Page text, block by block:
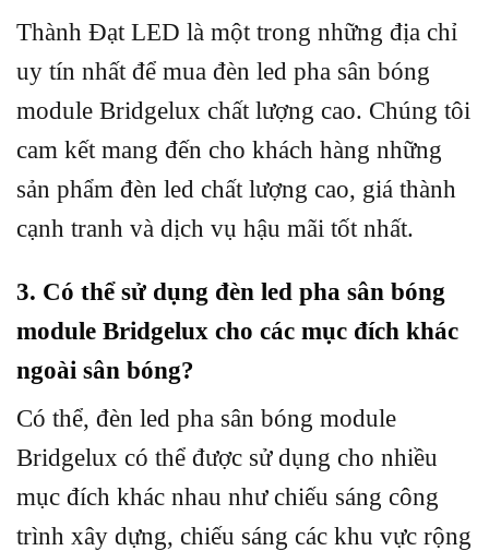
Thành Đạt LED là một trong những địa chỉ
uy tín nhất để mua đèn led pha sân bóng
module Bridgelux chất lượng cao. Chúng tôi
cam kết mang đến cho khách hàng những
sản phẩm đèn led chất lượng cao, giá thành
cạnh tranh và dịch vụ hậu mãi tốt nhất.
3. Có thể sử dụng đèn led pha sân bóng
module Bridgelux cho các mục đích khác
ngoài sân bóng?
Có thể, đèn led pha sân bóng module
Bridgelux có thể được sử dụng cho nhiều
mục đích khác nhau như chiếu sáng công
trình xây dựng, chiếu sáng các khu vực rộng